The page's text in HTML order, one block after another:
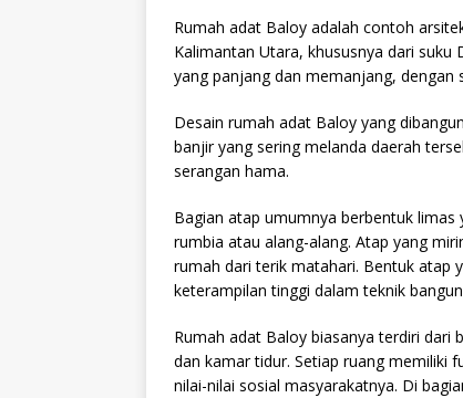
Rumah adat Baloy adalah contoh
Kalimantan Utara, khususnya dari suku
yang panjang dan memanjang,
Desain rumah adat Baloy yang
banjir yang sering melanda daerah
serangan hama.
Bagian atap umumnya berbentuk
rumbia atau alang-alang. Atap yang
rumah dari terik matahari. Bentuk atap
keterampilan tinggi dalam teknik
Rumah adat Baloy biasanya terdiri dari
dan kamar tidur. Setiap ruang memiliki
nilai-nilai sosial masyarakatnya. Di